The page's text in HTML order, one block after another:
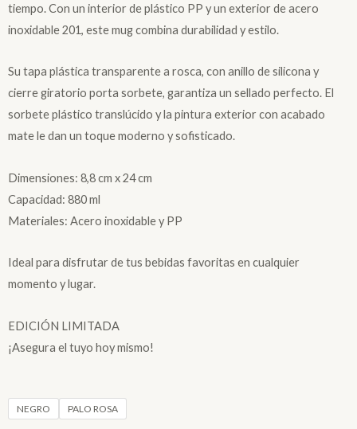
tiempo. Con un interior de plástico PP y un exterior de acero
inoxidable 201, este mug combina durabilidad y estilo.
Su tapa plástica transparente a rosca, con anillo de silicona y
cierre giratorio porta sorbete, garantiza un sellado perfecto. El
sorbete plástico translúcido y la pintura exterior con acabado
mate le dan un toque moderno y sofisticado.
Dimensiones: 8,8 cm x 24 cm
Capacidad: 880 ml
Materiales: Acero inoxidable y PP
Ideal para disfrutar de tus bebidas favoritas en cualquier
momento y lugar.
EDICIÓN LIMITADA
¡Asegura el tuyo hoy mismo!
NEGRO PALO ROSA
Mug